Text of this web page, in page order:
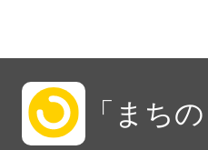
「まち